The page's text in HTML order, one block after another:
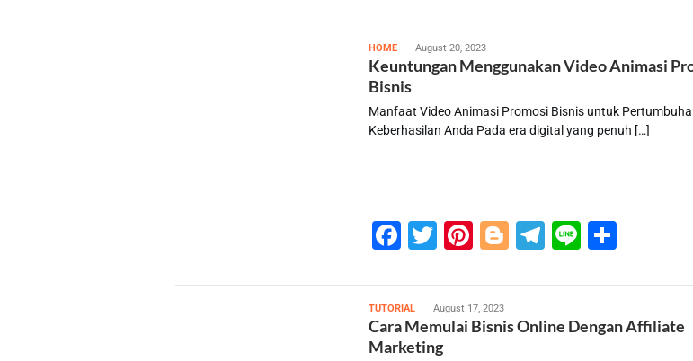
HOMEsusiloAugust 20, 2023
Keuntungan Menggunakan Video Animasi
Bisnis
Manfaat Video Animasi Promosi Bisnis untuk
Keberhasilan Anda Pada era digital yang penuh […]
Facebook
Twitter
Pinterest
Blogger
Telegram
Line
TUTORIALsusiloAugust 17, 2023
Cara Memulai Bisnis Online Dengan Affiliate
Marketing